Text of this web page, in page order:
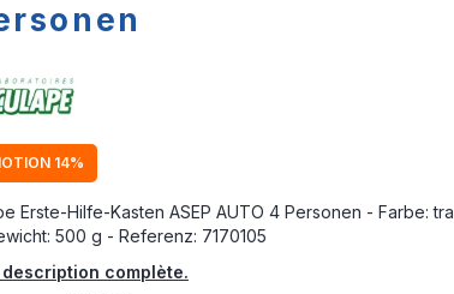
14%
Erste-Hilfe-Kasten ASEP AUTO 4 Personen - Farbe:
500 g - Referenz: 7170105
complète.